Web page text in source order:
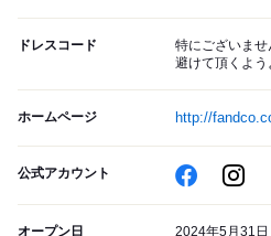
ドレスコード
特にございま
避けて頂くよう
ホームページ http://
公式アカウント
オープン日 2024年5月31日